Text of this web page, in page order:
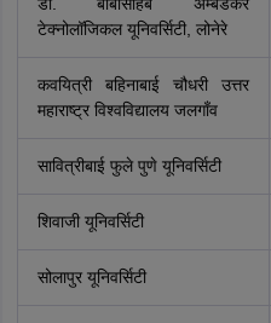
टेक्नोलॉजिकल यूनिवर्सिटी, लोनेरे
कवयित्री बहिनाबाई चौधरी उत्तर
महाराष्ट्र विश्वविद्यालय जलगाँव
सावित्रीबाई फुले पुणे यूनिवर्सिटी
शिवाजी यूनिवर्सिटी
सोलापुर यूनिवर्सिटी